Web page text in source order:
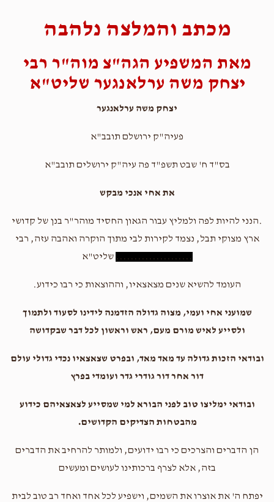
מכתב והמלצה נלהבה
מאת המשפיע הגה"צ מוה"ר רבי
יצחק משה ערלאנגער שליט"א
יצחק משה ערלאנגער
פעיה"ק ירושלם תובב"א
בס"ד ח' שבט תשפ"ד פה עיה"ק ירושלים תובב"א
את אחי אנכי מבקש
.הנני להיות לפה ולמליץ עבור הגאון החסיד מוהר"ר בנן של קדושי
ארץ מצוקי תבל, נצמד לקירות לבי מתוך הוקרה ואהבה עזה, רבי
..................... שליט"א
העומד להשיא שנים מצאצאיו, וההוצאות כי רבו כידוע.
שמועני אחי ועמי, מצוה גדולה הזדמנה לידינו לסעוד ולתמוך
ולסייע לאיש מורם מעם, ראש וראשון לכל דבר שבקדושה
ובודאי הזכות גדולה עד מאד מאד, ובפרט שצאצאיו נכדי גדולי עולם
דור אחר דור גודרי גדר ועומדי בפרץ
ובודאי ימליצו טוב לפני הבורא למי שמסייע לצאצאיהם כידוע
מהבטחות הצדיקים הקדושים.
הן הדברים והצרכים כי רבו ידועים, ולמותר להרחיב את הדברים
בזה, אלא לצרף ברכותינו לעושים ומעשים
יפתח ה' את אוצרו את השמים, וישפיע לכל אחד ואחד רב טוב לבית